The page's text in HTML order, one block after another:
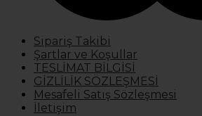
Sipariş Takibi
Şartlar ve Koşullar
TESLİMAT BİLGİSİ
GİZLİLİK SÖZLEŞMESİ
Mesafeli Satış Sözleşmesi
İletişim